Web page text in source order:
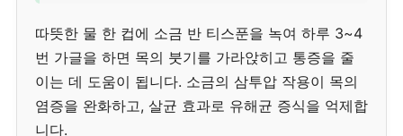
따뜻한 물 한 컵에 소금 반 티스푼을 녹여 하루 3~4
번 가글을 하면 목의 붓기를 가라앉히고 통증을 줄
이는 데 도움이 됩니다. 소금의 삼투압 작용이 목의
염증을 완화하고, 살균 효과로 유해균 증식을 억제합
니다.